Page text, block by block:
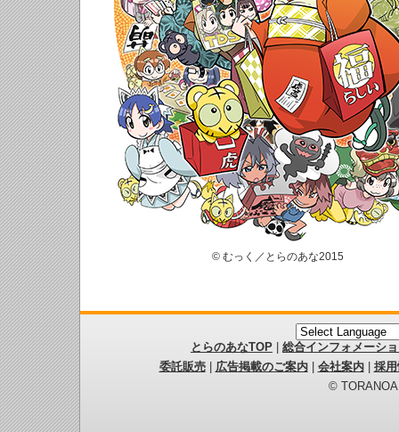
© むっく／とらのあな2015
とらのあなTOP
総合インフォメーシ
委託販売| 広告掲載のご案内| 会社案内| 採
©